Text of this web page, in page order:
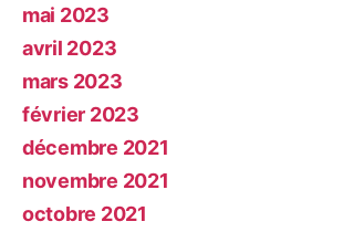
mai 2023
avril 2023
mars 2023
février 2023
décembre 2021
novembre 2021
octobre 2021